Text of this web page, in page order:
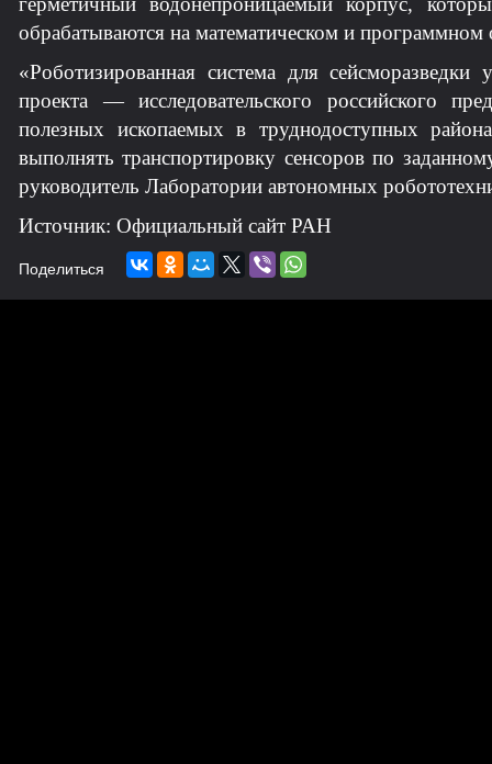
обрабатываются на математическом и
«Роботизированная система для
проекта — исследовательского российского
полезных ископаемых в труднодоступных
выполнять транспортировку сенсоров по
руководитель Лаборатории автономных
Источник: Официальный сайт РАН
Поделиться